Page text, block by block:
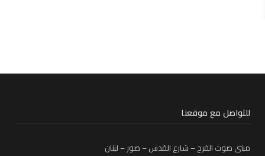
للتواصل مع موقعنا
مبنى صوت الفرح – شارع القدس – صور – لبنان